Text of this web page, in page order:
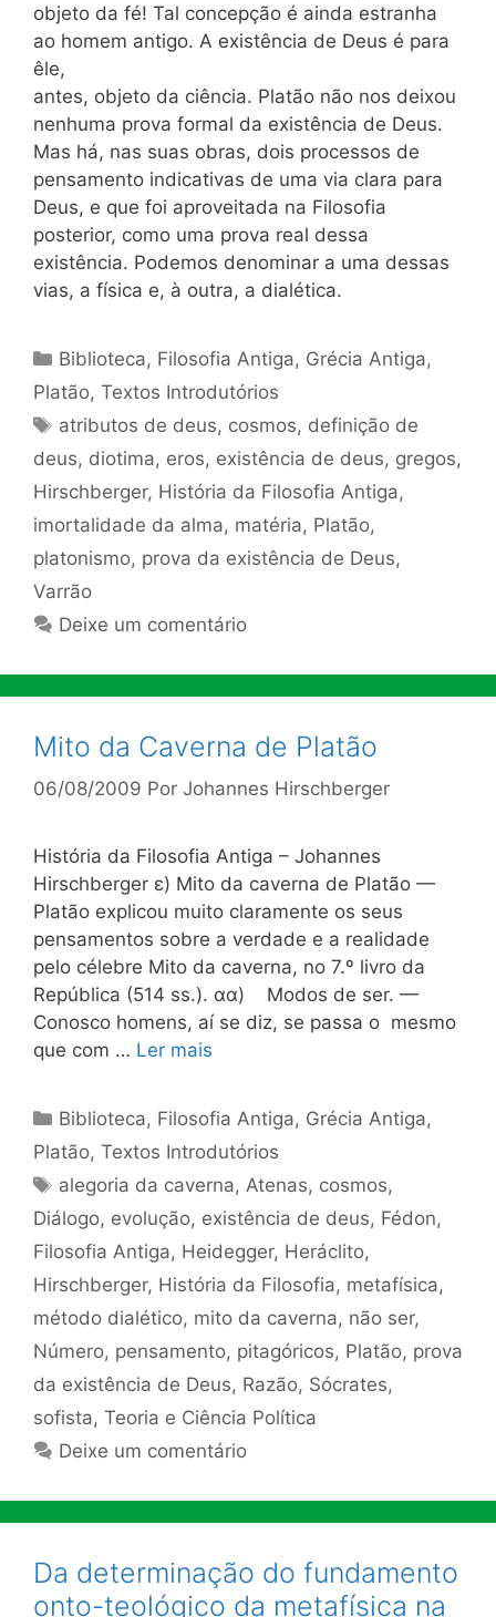
objeto da fé! Tal concepção é ainda estranha
ao homem antigo. A existência de Deus é para
êle,
antes, objeto da ciência. Platão não nos deixou
nenhuma prova formal da existência de Deus.
Mas há, nas suas obras, dois processos de
pensamento indicativas de uma via clara para
Deus, e que foi aproveitada na Filosofia
posterior, como uma prova real dessa
existência. Podemos denominar a uma dessas
vias, a física e, à outra, a dialética.
Categorias
Biblioteca, Filosofia Antiga, Grécia Antiga,
Platão, Textos Introdutórios
Tags
atributos de deus, cosmos, definição de
deus, diotima, eros, existência de deus, gregos,
Hirschberger, História da Filosofia Antiga,
imortalidade da alma, matéria, Platão,
platonismo, prova da existência de Deus,
Varrão
Deixe um comentário
Mito da Caverna de Platão
06/08/2009 Por Johannes Hirschberger
História da Filosofia Antiga – Johannes
Hirschberger ε) Mito da caverna de Platão —
Platão explicou muito claramente os seus
pensamentos sobre a verdade e a realidade
pelo célebre Mito da caverna, no 7.º livro da
República (514 ss.). αα) Modos de ser. —
Conosco homens, aí se diz, se passa o mesmo
que com … Ler mais
Categorias
Biblioteca, Filosofia Antiga, Grécia Antiga,
Platão, Textos Introdutórios
Tags
alegoria da caverna,Atenas, cosmos,
Diálogo, evolução, existência de deus, Fédon,
Filosofia Antiga, Heidegger, Heráclito,
Hirschberger, História da Filosofia, metafísica,
método dialético, mito da caverna, não ser,
Número, pensamento, pitagóricos, Platão, prova
da existência de Deus, Razão, Sócrates,
sofista, Teoria e Ciência Política
Deixe um comentário
Da determinação do fundamento
onto-teológico da metafísica na